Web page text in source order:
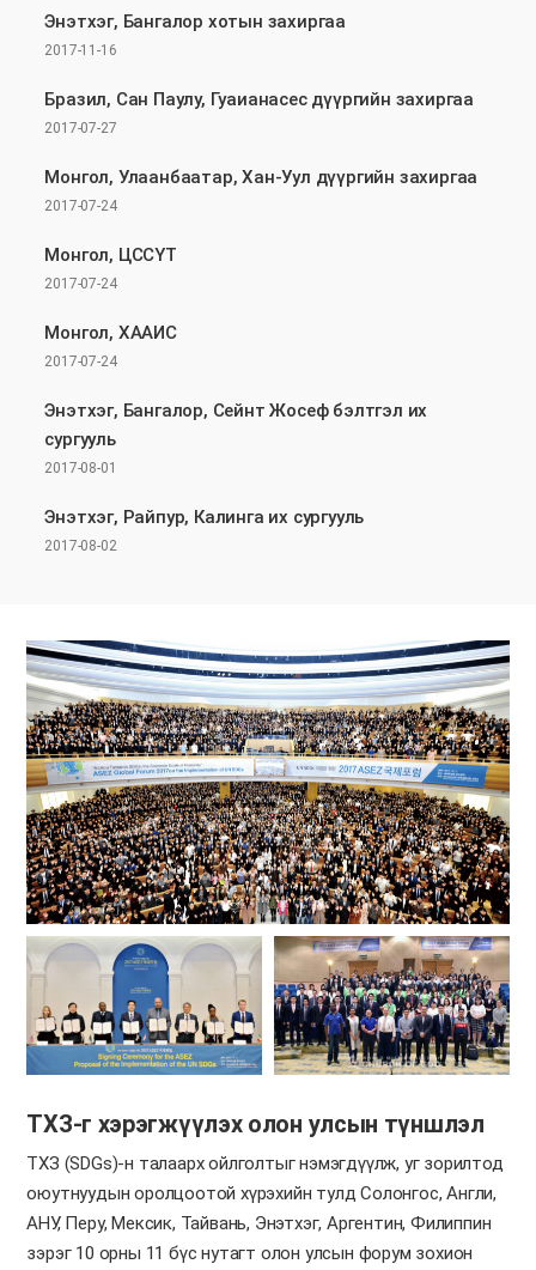
Энэтхэг, Бангалор хотын захиргаа
2017-11-16
Бразил, Сан Паулу, Гуаианасес дүүргийн захиргаа
2017-07-27
Монгол, Улаанбаатар, Хан-Уул дүүргийн захиргаа
2017-07-24
Монгол, ЦССҮТ
2017-07-24
Монгол, ХААИС
2017-07-24
Энэтхэг, Бангалор, Сейнт Жосеф бэлтгэл их
сургууль
2017-08-01
Энэтхэг, Райпур, Калинга их сургууль
2017-08-02
ТХЗ-г хэрэгжүүлэх олон улсын түншлэл
ТХЗ (SDGs)-н талаарх ойлголтыг нэмэгдүүлж, уг зорилтод
оюутнуудын оролцоотой хүрэхийн тулд Солонгос, Англи,
АНУ, Перу, Мексик, Тайвань, Энэтхэг, Аргентин, Филиппин
зэрэг 10 орны 11 бүс нутагт олон улсын форум зохион